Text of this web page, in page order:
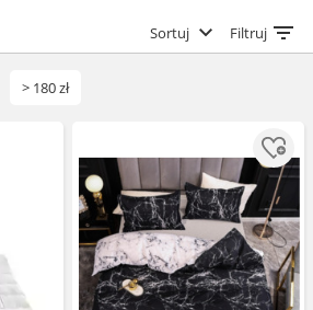
Sortuj Filtruj
> 180 zł